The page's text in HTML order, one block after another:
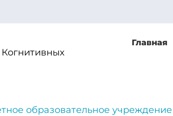
Главная
образовательное